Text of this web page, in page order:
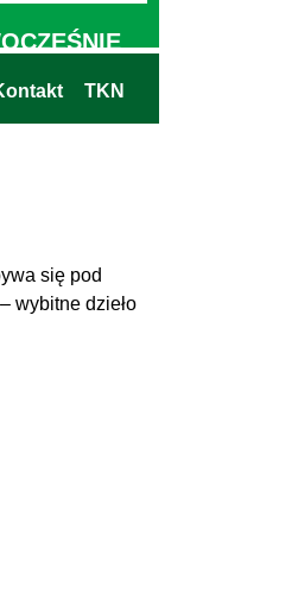
TKN
się pod
wybitne dzieło